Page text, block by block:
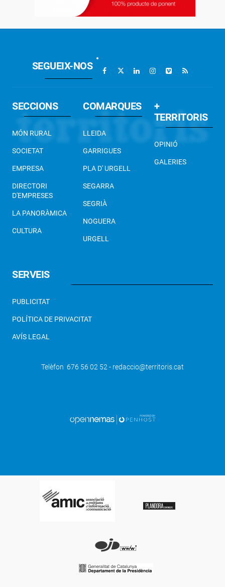
L'Ajuntament de Lleida haurà de pagar
442.000 euros per la gestió d'Àngel Ros
SEGUEIX-NOS
SECCIONS
MÓN RURAL
SOCIETAT
EMPRESA
DIRECTORI
D'EMPRESES
LA PANORÀMICA
CULTURA
COMARQUES
LLEIDA
GARRIGUES
PLA D' URGELL
SEGARRA
SEGRIÀ
NOGUERA
URGELL
+
TERRITORIS
OPINIÓ
GALERIES
SERVEIS
PUBLICITAT
POLÍTICA DE PRIVACITAT
AVÍS LEGAL
Telèfon 676 56 02 52 - redaccio@territoris.cat